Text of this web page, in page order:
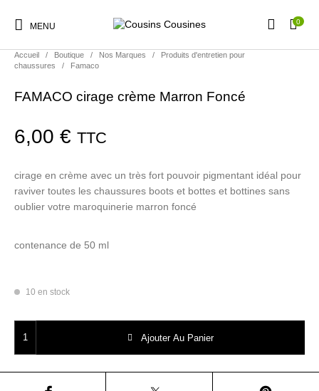
MENU 0
Nouveautés Promotions
Vêtements Garçons Accessoires Cadeaux Nos Marques
Accueil / Boutique / Nos Marques /
Produits d'entretien pour
chaussures
/ Famaco
FAMACO cirage crème Marron Foncé
6,00€ TTC
cirage en crème avec un très fort pouvoir pigmentant idéal pour
raviver toutes les chaussures boots et bottes et bottines sans
oublier votre maroquinerie marron foncé
contenance de 50 ml
10 en stock
Ajouter Au Panier